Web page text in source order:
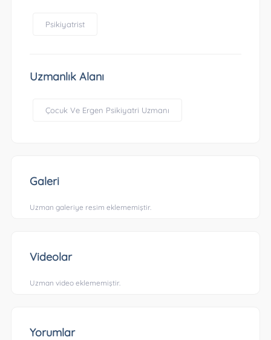
Psikiyatrist
Uzmanlık Alanı
Çocuk Ve Ergen Psikiyatri Uzmanı
Galeri
Uzman galeriye resim eklememiştir.
Videolar
Uzman video eklememiştir.
Yorumlar